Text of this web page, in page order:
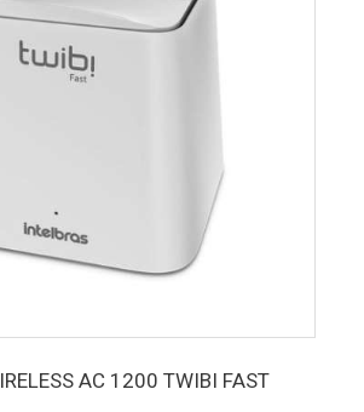
AC 1200 TWIBI FAST